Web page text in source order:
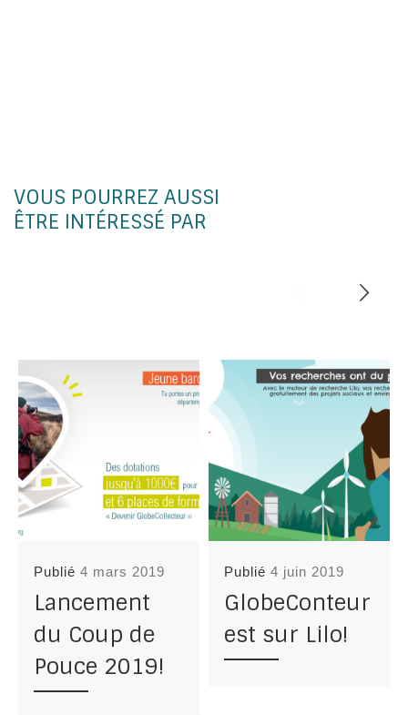
VOUS POURREZ AUSSI
ÊTRE INTÉRESSÉ PAR
Publié4 mars 2019
Lancement
du Coup de
Pouce 2019!
Publié4 juin 2019
GlobeConteur
est sur Lilo!